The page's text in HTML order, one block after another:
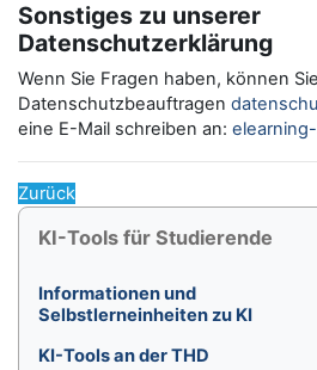
Sonstiges zu unserer
Datenschutzerklärung
Wenn Sie Fragen haben, können
Datenschutzbeauftragen
eine E-Mail schreiben an:
Zurück
Blöcke
KI-Tools für Studierende
KI-Tools für Studierende
Informationen und
Selbstlerneinheiten zu KI
KI-Tools an der THD